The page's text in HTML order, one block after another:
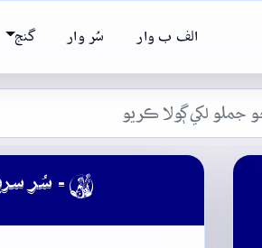
الف ب وار سُر وار گنج
 - سُر